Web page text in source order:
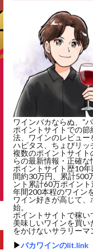
ワインバカならぬ、“
ポイントサイトでの
法、ワインのレビュー
ハピタス、ちょびリ
複数のポイントサイ
らの最新情報・正確な
ポイントサイト歴10
間約30万円、累計500
ント累計60万ポイント
年間200本程のワイン
ワイン好きが高じて
始。
ポイントサイトで稼
美味しいワインを買
をかけないサラリーマ
▶バカワインのlit.link